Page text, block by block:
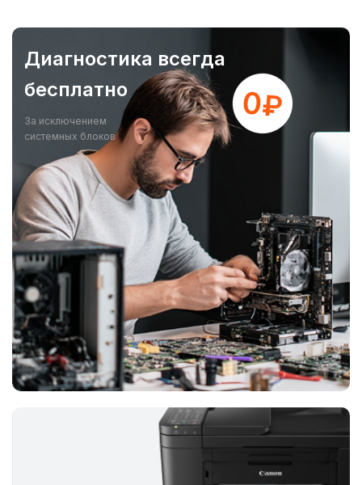
Диагностика всегда
бесплатно
За исключением
системных блоков